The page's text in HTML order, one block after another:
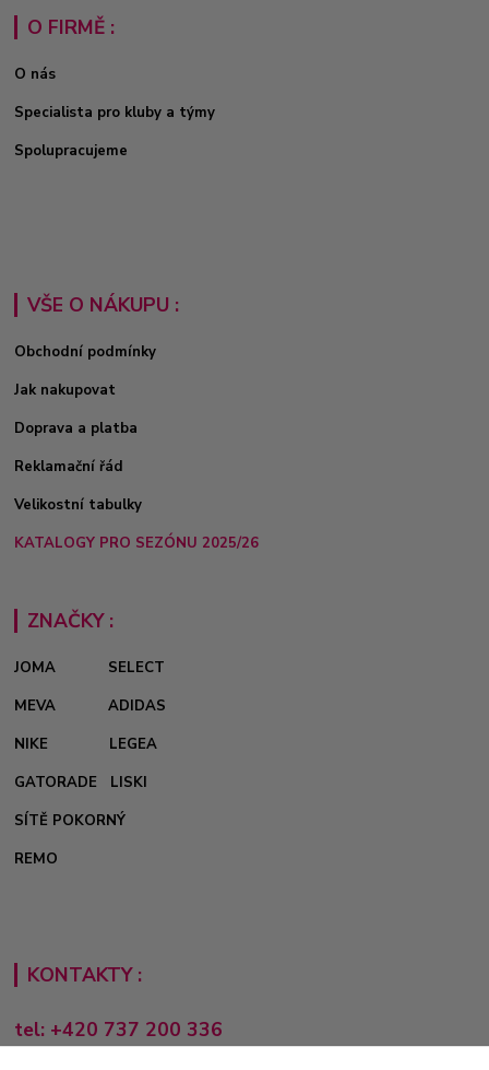
O FIRMĚ :
O nás
Specialista pro kluby a týmy
Spolupracujeme
VŠE O NÁKUPU :
Obchodní podmínky
Jak nakupovat
Doprava a platba
Reklamační řád
Velikostní tabulky
KATALOGY PRO SEZÓNU 2025/26
ZNAČKY :
JOMA
SELECT
MEVA
ADIDAS
NIKE
LEGEA
GATORADE
LISKI
SÍTĚ POKORNÝ
REMO
KONTAKTY :
tel: +420 737 200 336
Pondělí-Pátek: 8 - 17 hodin